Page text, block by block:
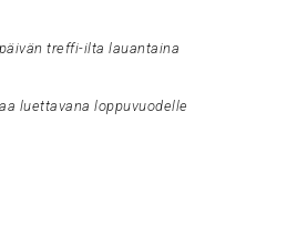
treffi-ilta lauantaina
luettavana loppuvuodelle